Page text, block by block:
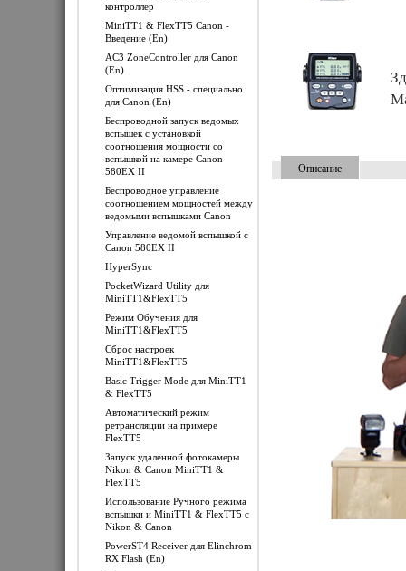
контроллер
MiniTT1 & FlexTT5 Canon -
Введение (En)
AC3 ZoneController для Canon
(En)
Оптимизация HSS - специально
для Canon (En)
Беспроводной запуск ведомых
вспышек с установкой
соотношения мощности со
вспышкой на камере Canon
580EX II
Беспроводное управление
соотношением мощностей между
ведомыми вспышками Canon
Управление ведомой вспышкой с
Canon 580EX II
HyperSync
PocketWizard Utility для
MiniTT1&FlexTT5
Режим Обучения для
MiniTT1&FlexTT5
Сброс настроек
MiniTT1&FlexTT5
Basic Trigger Mode для MiniTT1
& FlexTT5
Автоматический режим
ретрансляции на примере
FlexTT5
Запуск удаленной фотокамеры
Nikon & Canon MiniTT1 &
FlexTT5
Использование Ручного режима
вспышки и MiniTT1 & FlexTT5 с
Nikon & Canon
PowerST4 Receiver для Elinchrom
RX Flash (En)
Описание